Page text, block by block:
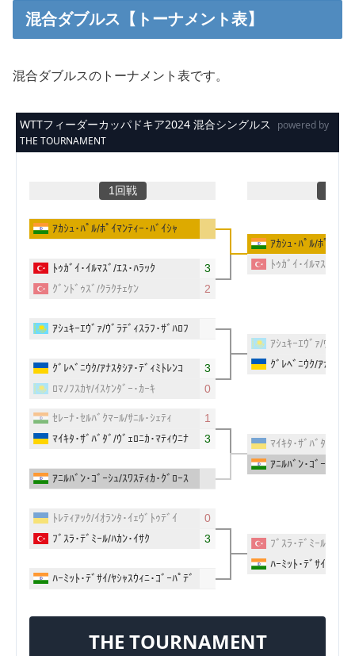
混合ダブルス【トーナメント表】
混合ダブルスのトーナメント表です。